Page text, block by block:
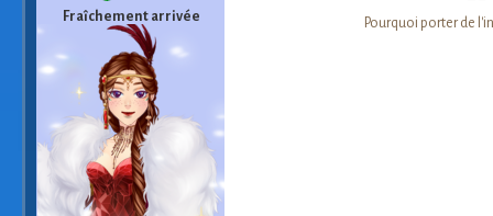
Fraîchement arrivée Pourquoi porter de